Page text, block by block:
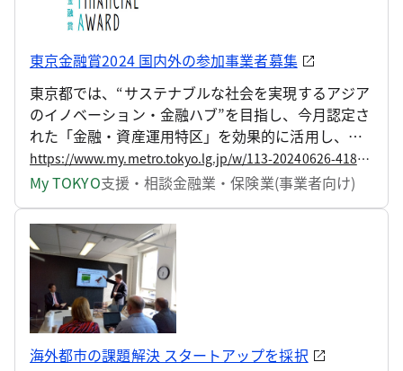
東京金融賞2024 国内外の参加事業者募集
東京都では、“サステナブルな社会を実現するアジア
のイノベーション・金融ハブ”を目指し、今月認定さ
れた「金融・資産運用特区」を効果的に活用し、サ
ステナブルファイナンスの先進都市やグローバルに
活躍するスタートアップが生まれる都市等に向けた
https://www.my.metro.tokyo.lg.jp/w/113-20240626-41876382
My TOKYO支援・相談金融業・保険業(事業者向け)
海外都市の課題解決 スタートアップを採択